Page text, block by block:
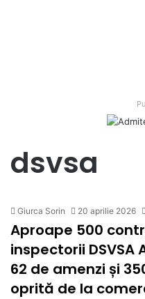
dsvsa
Giurca Sorin 20 aprilie 2026
Aproape 500
inspectorii
62 de amenzi și
oprită de la